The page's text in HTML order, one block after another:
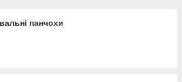
панчохи